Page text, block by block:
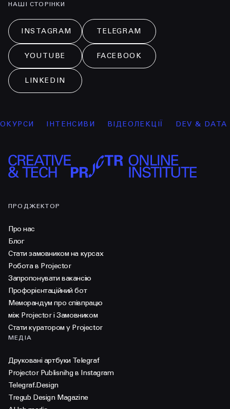
НАШІ СТОРІНКИ
INSTAGRAM TELEGRAM
YOUTUBE FACEBOOK
LINKEDIN
ІНТЕНСИВИ ВІДЕОЛЕКЦІЇ DEV & DATA
ПРОДЖЕКТОР
Про нас
Блог
Стати замовником на курсах
Робота в Projector
Запропонувати вакансію
Профорієнтаційний бот
Меморандум про співпрацю
між Projector і Замовником
Стати куратором у Projector
МЕДІА
Друковані артбуки Telegraf
Projector Publisnihg в Instagram
Telegraf.Design
Tregub Design Magazine